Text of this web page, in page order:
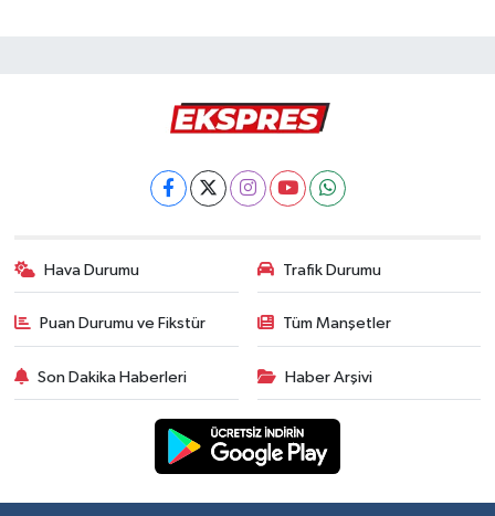
Hava Durumu Trafik Durumu
Puan Durumu ve Fikstür Tüm Manşetler
Son Dakika Haberleri Haber Arşivi